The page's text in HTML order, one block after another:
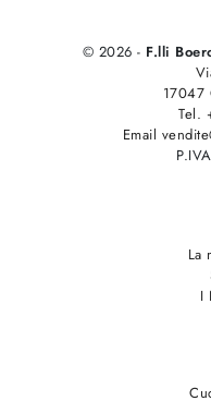
© 2026 - F.lli
17047
Tel.
Email
La
I